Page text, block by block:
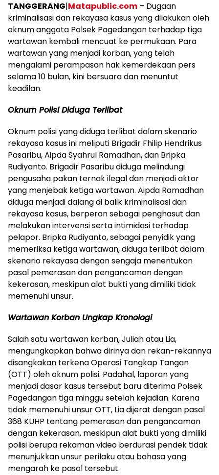
TANGGERANG|Matapublic.com – Dugaan
kriminalisasi dan rekayasa kasus yang dilakukan oleh
oknum anggota Polsek Pagedangan terhadap tiga
wartawan kembali mencuat ke permukaan. Para
wartawan yang menjadi korban, yang telah
mengalami perampasan hak kemerdekaan pers
selama 10 bulan, kini bersuara dan menuntut
keadilan.
Oknum Polisi Diduga Terlibat
Oknum polisi yang diduga terlibat dalam skenario
rekayasa kasus ini meliputi Brigadir Fhilip Hendrikus
Pasaribu, Aipda Syahrul Ramadhan, dan Bripka
Rudiyanto. Brigadir Pasaribu diduga melindungi
pengusaha pakan ternak ilegal dan menjadi aktor
yang menjebak ketiga wartawan. Aipda Ramadhan
diduga menjadi dalang di balik kriminalisasi dan
rekayasa kasus, berperan sebagai penghasut dan
melakukan intervensi serta intimidasi terhadap
pelapor. Bripka Rudiyanto, sebagai penyidik yang
memeriksa ketiga wartawan, diduga terlibat dalam
skenario rekayasa dengan sengaja menentukan
pasal pemerasan dan pengancaman dengan
kekerasan, meskipun alat bukti yang dimiliki tidak
memenuhi unsur.
Wartawan Korban Ungkap Kronologi
Salah satu wartawan korban, Juliah atau Lia,
mengungkapkan bahwa dirinya dan rekan-rekannya
disangkakan terkena Operasi Tangkap Tangan
(OTT) oleh oknum polisi. Padahal, laporan yang
menjadi dasar kasus tersebut baru diterima Polsek
Pagedangan tiga minggu setelah kejadian. Karena
tidak memenuhi unsur OTT, Lia dijerat dengan pasal
368 KUHP tentang pemerasan dan pengancaman
dengan kekerasan, meskipun alat bukti yang dimiliki
polisi berupa rekaman video berdurasi pendek tidak
menunjukkan unsur perilaku atau bahasa yang
mengarah ke pasal tersebut.